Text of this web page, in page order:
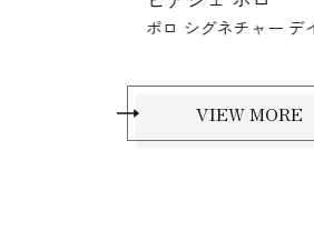
ポロ シグネチャー デイト
VIEW MORE